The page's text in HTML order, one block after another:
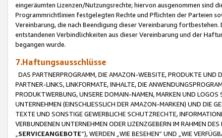
eingeräumten Lizenzen/Nutzungsrechte; hiervon ausgenommen sind
Programmrichtlinien festgelegten Rechte und Pflichten der Parteien
Vereinbarung, die nach Beendigung dieser Vereinbarung
entstandenen Verbindlichkeiten aus dieser Vereinbarung und der
begangen wurde.
7.Haftungsausschlüsse
DAS PARTNERPROGRAMM, DIE AMAZON-WEBSITE, PRODUKTE UND
PARTNER-LINKS, LINKFORMATE, INHALTE, DIE
PRODUKTWERBUNG, UNSERE DOMAIN-NAMEN, MARKEN UND
UNTERNEHMEN (EINSCHLIESSLICH DER AMAZON-MARKEN) UND DIE
TEXTE UND SONSTIGE GEWERBLICHE SCHUTZRECHTE,
VERBUNDENEN UNTERNEHMEN ODER LIZENZGEBERN IM RAHMEN
SERVICEANGEBOTE“), WERDEN „WIE BESEHEN“ UND „WIE